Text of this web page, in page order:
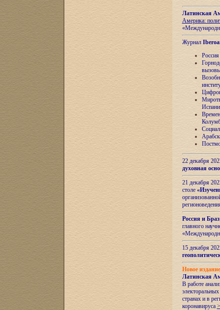
Латинская
Америка:
Журнал
22 декабря
духовная
21 декабря
столе
Россия и
главного
15 декабря
Новое
Латинская
В работе
странах и в
коронавируса